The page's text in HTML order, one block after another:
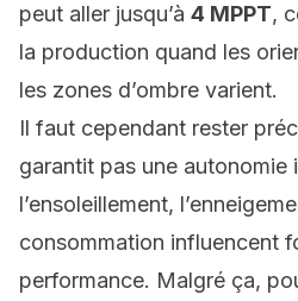
peut aller jusqu’à 4 MPPT,
la production quand les
les zones d’ombre varient.
Il faut cependant rester
garantit pas une autonomie
l’ensoleillement,
consommation influencent
performance. Malgré ça,